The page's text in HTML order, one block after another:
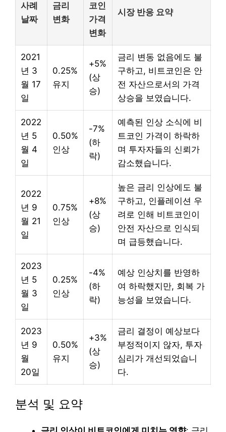
사례
날짜
금리
변화
코인
가격
변화
시장 반응 요약
2021
년 3
월 17
일
0.25%
유지
+5%
(상
승)
금리 변동 없음에도 불
구하고, 비트코인은 안
전 자산으로서의 가격
상승을 보였습니다.
2022
년 5
월 4
일
0.50%
인상
-7%
(하
락)
예측된 인상 소식에 비
트코인 가격이 하락하
며 투자자들의 신뢰가
감소했습니다.
2022
년 9
월 21
일
0.75%
인상
+8%
(상
승)
높은 금리 인상에도 불
구하고, 인플레이션 우
려로 인해 비트코인이
안전 자산으로 인식되
며 급등했습니다.
2023
년 5
월 3
일
0.25%
인상
-4%
(하
락)
예상 인상치를 반영하
여 하락했지만, 회복 가
능성을 보였습니다.
2023
년 9
월
20일
0.50%
유지
+3%
(상
승)
금리 결정이 예상보다
부정적이지 않자, 투자
심리가 개선되었습니
다.
분석 및 요약